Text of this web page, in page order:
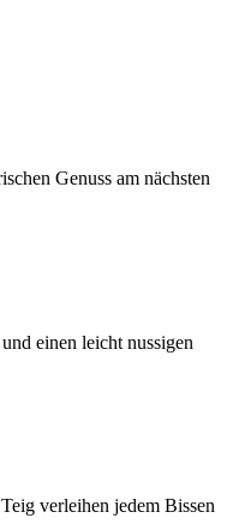
Genuss am nächsten
einen leicht nussigen
verleihen jedem Bissen